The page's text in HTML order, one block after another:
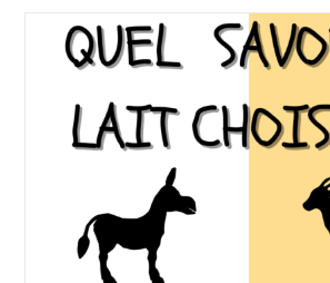
Bissey-
Sous-
Le
15
Décembre
2024